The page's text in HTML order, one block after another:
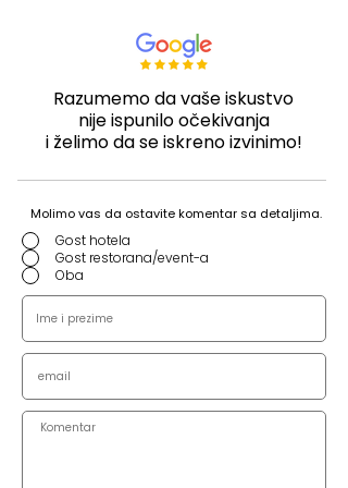
Razumemo da vaše iskustvo
nije ispunilo očekivanja
i želimo da se iskreno izvinimo!
Molimo vas da ostavite komentar sa detaljima.
Gost hotela
Gost restorana/event-a
Oba